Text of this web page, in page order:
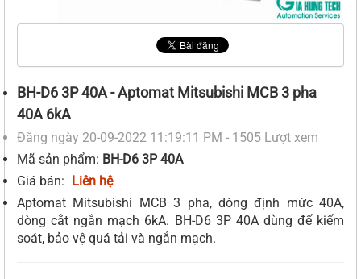
BH-D6 3P 40A - Aptomat Mitsubishi MCB 3 pha
40A 6kA
Đăng ngày 20-09-2022 11:19:11 PM - 1505 Lượt xem
Mã sản phẩm: BH-D6 3P 40A
Giá bán: Liên hệ
Aptomat Mitsubishi MCB 3 pha, dòng định mức 40A,
dòng cắt ngắn mạch 6kA. BH-D6 3P 40A dùng để kiểm
soát, bảo vệ quá tải và ngắn mạch.